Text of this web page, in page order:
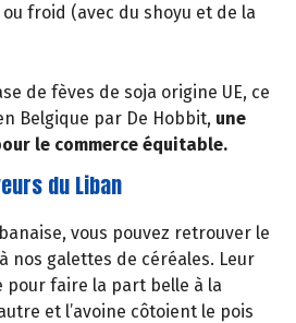
ou froid (avec du shoyu et de la
de fèves de soja origine UE, ce
Belgique par De Hobbit, une
le commerce équitable.
du Liban
vous pouvez retrouver le
nos galettes de céréales. Leur
pour faire la part belle à la
et l’avoine côtoient le pois